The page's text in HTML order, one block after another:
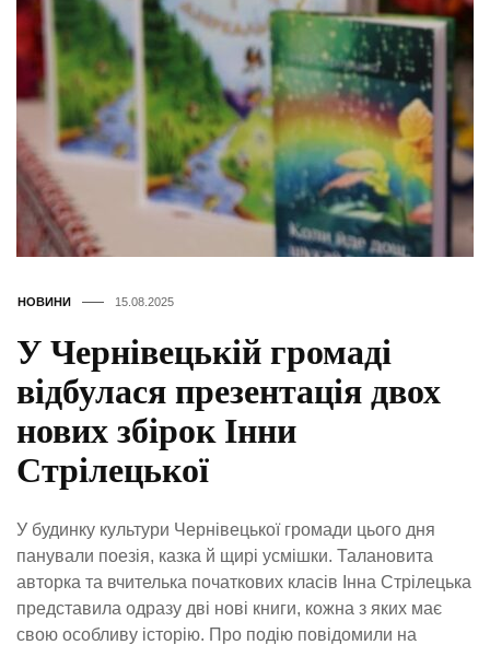
НОВИНИ 15.08.2025
У Чернівецькій громаді
відбулася презентація двох
нових збірок Інни
Стрілецької
У будинку культури Чернівецької громади цього дня
панували поезія, казка й щирі усмішки. Талановита
авторка та вчителька початкових класів Інна Стрілецька
представила одразу дві нові книги, кожна з яких має
свою особливу історію. Про подію повідомили на